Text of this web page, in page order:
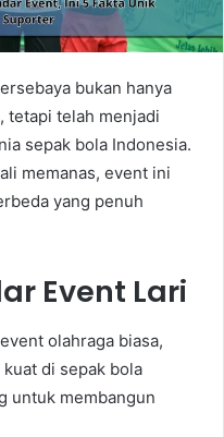
bukan hanya
tetapi telah menjadi
sepak bola Indonesia.
memanas, event ini
yang penuh
Event Lari
olahraga biasa,
di sepak bola
untuk membangun